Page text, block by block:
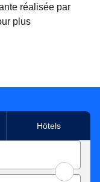
réalisée par
plus
Hôtels